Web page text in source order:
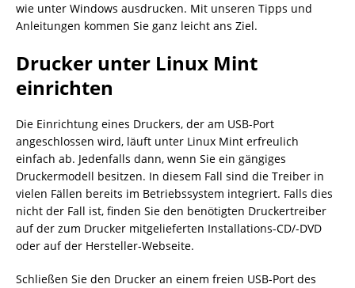
wie unter Windows ausdrucken. Mit unseren Tipps und
Anleitungen kommen Sie ganz leicht ans Ziel.
Drucker unter Linux Mint
einrichten
Die Einrichtung eines Druckers, der am USB-Port
angeschlossen wird, läuft unter Linux Mint erfreulich
einfach ab. Jedenfalls dann, wenn Sie ein gängiges
Druckermodell besitzen. In diesem Fall sind die Treiber in
vielen Fällen bereits im Betriebssystem integriert. Falls dies
nicht der Fall ist, finden Sie den benötigten Druckertreiber
auf der zum Drucker mitgelieferten Installations-CD/-DVD
oder auf der Hersteller-Webseite.
Schließen Sie den Drucker an einem freien USB-Port des